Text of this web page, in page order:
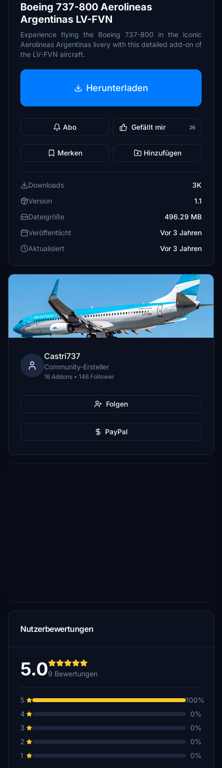
Boeing 737-800 Aerolineas
Argentinas LV-FVN
Experience flying the Boeing 737-800 in the iconic
Aerolineas Argentinas livery with this detailed add-on of
the LV-FVN aircraft.
Herunterladen
Abo Gefällt mir 26
Merken Hinzufügen
Downloads
3K
Version
1.1
Dateigröße
496.29 MB
Veröffentlicht
Vor 3 Jahren
Aktualisiert
Vor 3 Jahren
Castri737
Community-Ersteller
16 Addons • 146 Follower
Folgen
PayPal
Nutzerbewertungen
5.09 Bewertungen
5
100%
4
0%
3
0%
2
0%
1
0%